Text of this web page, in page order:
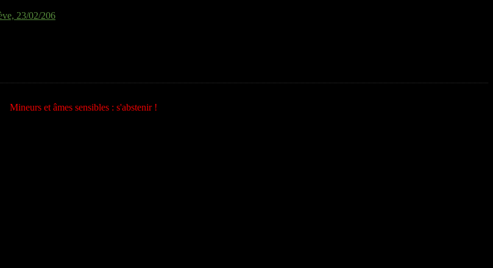
23/02/206
Mineurs et âmes sensibles : s'abstenir !